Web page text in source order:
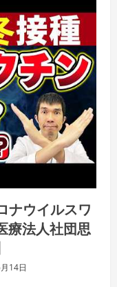
ナウイルスワ
療法人社団思
14日